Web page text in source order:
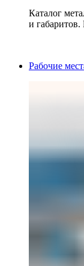
Каталог
и
Рабочие